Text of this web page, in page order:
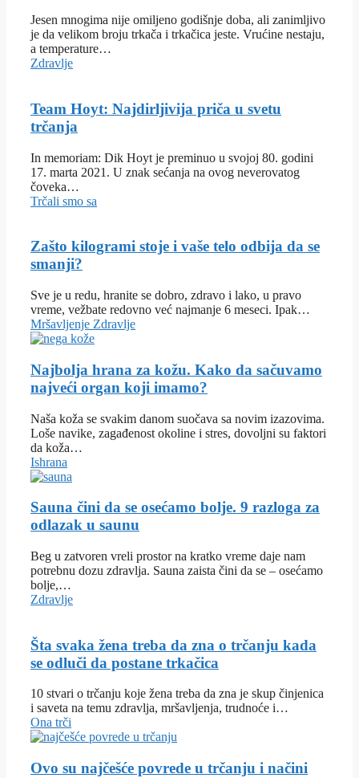
Jesen mnogima nije omiljeno godišnje doba, ali zanimljivo
je da velikom broju trkača i trkačica jeste. Vrućine nestaju,
a temperature…
Zdravlje
Team Hoyt: Najdirljivija priča u svetu
trčanja
In memoriam: Dik Hoyt je preminuo u svojoj 80. godini
17. marta 2021. U znak sećanja na ovog neverovatog
čoveka…
Trčali smo sa
Zašto kilogrami stoje i vaše telo odbija da se
smanji?
Sve je u redu, hranite se dobro, zdravo i lako, u pravo
vreme, vežbate redovno već najmanje 6 meseci. Ipak…
Mršavljenje Zdravlje
Najbolja hrana za kožu. Kako da sačuvamo
najveći organ koji imamo?
Naša koža se svakim danom suočava sa novim izazovima.
Loše navike, zagađenost okoline i stres, dovoljni su faktori
da koža…
Ishrana
Sauna čini da se osećamo bolje. 9 razloga za
odlazak u saunu
Beg u zatvoren vreli prostor na kratko vreme daje nam
potrebnu dozu zdravlja. Sauna zaista čini da se – osećamo
bolje,…
Zdravlje
Šta svaka žena treba da zna o trčanju kada
se odluči da postane trkačica
10 stvari o trčanju koje žena treba da zna je skup činjenica
i saveta na temu zdravlja, mršavljenja, trudnoće i…
Ona trči
Ovo su najčešće povrede u trčanju i načini